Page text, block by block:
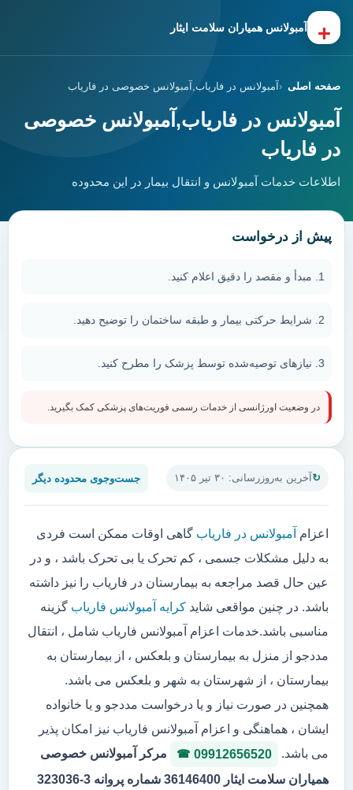
+ آمبولانس همیاران سلامت ایثار
صفحه اصلی آمبولانس در فاریاب,آمبولانس خصوصی در فاریاب
آمبولانس در فاریاب,آمبولانس خصوصی
در فاریاب
اطلاعات خدمات آمبولانس و انتقال بیمار در این محدوده
آخرین به‌روزرسانی: ۳۰ تیر ۱۴۰۵ جست‌وجوی محدوده دیگر
اعزام آمبولانس در فاریاب گاهی اوقات ممکن است فردی
به دلیل مشکلات جسمی ، کم تحرک یا بی تحرک باشد ، و در
عین حال قصد مراجعه به بیمارستان در فاریاب را نیز داشته
باشد. در چنین مواقعی شاید کرایه آمبولانس فاریاب گزینه
مناسبی باشد.خدمات اعزام آمبولانس فاریاب شامل ، انتقال
مددجو از منزل به بیمارستان و بلعکس ، از بیمارستان به
بیمارستان ، از شهرستان به شهر و بلعکس می باشد.
همچنین در صورت نیاز و یا درخواست مددجو و یا خانواده
ایشان ، هماهنگی و اعزام آمبولانس فاریاب نیز امکان پذیر
می باشد.
09912656520
مرکر آمبولانس خصوصی
همیاران سلامت ایثار 36146400 شماره پروانه 3-323036
پیش از درخواست
مبدأ و مقصد را دقیق اعلام کنید.
شرایط حرکتی بیمار و طبقه ساختمان را توضیح دهید.
نیازهای توصیه‌شده توسط پزشک را مطرح کنید.
در وضعیت اورژانسی از خدمات رسمی فوریت‌های پزشکی کمک بگیرید.